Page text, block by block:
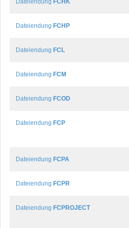
Dateiendung FCHK
Dateiendung FCHP
Dateiendung FCL
Dateiendung FCM
Dateiendung FCOD
Dateiendung FCP
Dateiendung FCPA
Dateiendung FCPR
Dateiendung FCPROJECT